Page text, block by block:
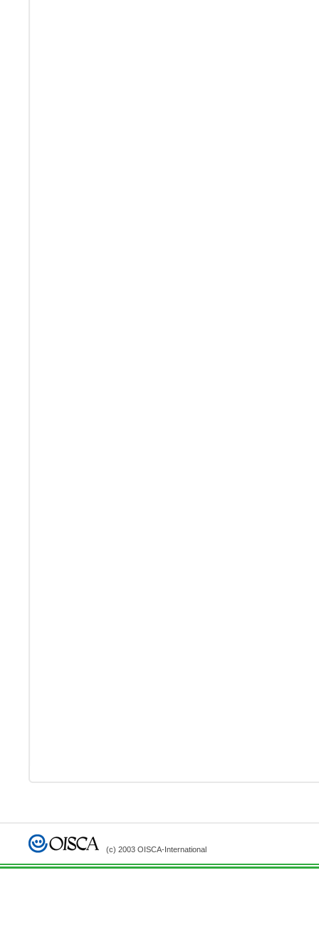
(c) 2003 OISCA-International